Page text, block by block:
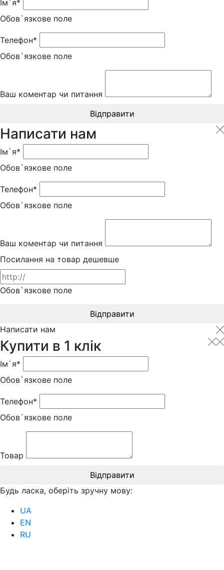
Ім`я*
Обов`язкове поле
Телефон*
Обов`язкове поле
Ваш коментар чи питання
Відправити
Написати нам
Ім`я*
Обов`язкове поле
Телефон*
Обов`язкове поле
Ваш коментар чи питання
Посилання на товар дешевше
Обов`язкове поле
Відправити
Написати нам
Купити в 1 клік
Ім`я*
Обов`язкове поле
Телефон*
Обов`язкове поле
Товар
Відправити
Будь ласка, оберіть зручну мову:
UA
EN
RU